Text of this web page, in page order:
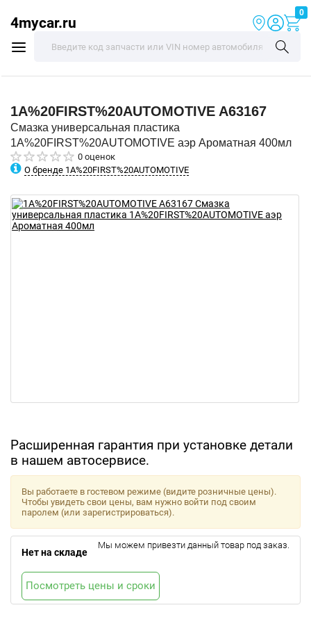
4mycar.ru
0
1A%20FIRST%20AUTOMOTIVE A63167
Смазка универсальная пластика
1A%20FIRST%20AUTOMOTIVE аэр Ароматная 400мл
0 оценок
О бренде 1A%20FIRST%20AUTOMOTIVE
Расширенная гарантия при установке детали
в нашем автосервисе.
Вы работаете в гостевом режиме (видите розничные цены).
Чтобы увидеть свои цены, вам нужно войти под своим
паролем (или зарегистрироваться).
Нет на складе
Мы можем привезти данный товар под заказ.
Посмотреть цены и сроки